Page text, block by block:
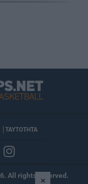
ΤΑΥΤΟΤΗΤΑ
All rights reserved.
×